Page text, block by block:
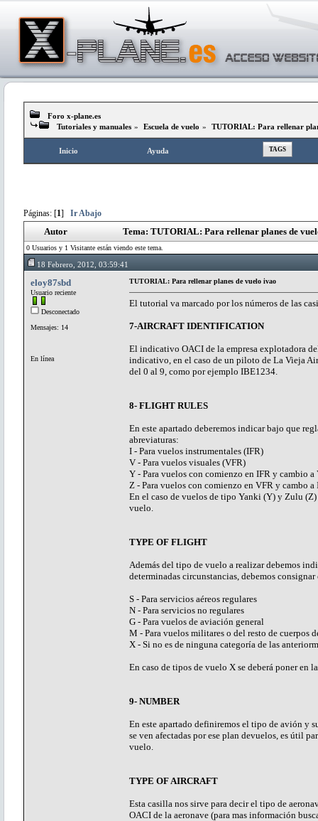
Foro x-plane.es
Tutoriales y manuales » Escuela de vuelo » TUTORIAL: Para rellenar
Inicio Ayuda TAGS
Páginas: [1] Ir Abajo
Autor Tema: TUTORIAL: Para rellenar planes de
0 Usuarios y 1 Visitante están viendo este tema.
18 Febrero, 2012, 03:59:41
eloy87sbd
Usuario reciente
Desconectado
Mensajes: 14
En línea
TUTORIAL: Para rellenar planes de vuelo ivao
El tutorial va marcado por los números de las
7-AIRCRAFT IDENTIFICATION
El indicativo OACI de la empresa explotadora
indicativo, en el caso de un piloto de La Vieja
del 0 al 9, como por ejemplo IBE1234.
8- FLIGHT RULES
En este apartado deberemos indicar bajo que
abreviaturas:
I - Para vuelos instrumentales (IFR)
V - Para vuelos visuales (VFR)
Y - Para vuelos con comienzo en IFR y cambio a
Z - Para vuelos con comienzo en VFR y cambo a
En el caso de vuelos de tipo Yanki (Y) y Zulu
vuelo.
TYPE OF FLIGHT
Además del tipo de vuelo a realizar debemos
determinadas circunstancias, debemos
S - Para servicios aéreos regulares
N - Para servicios no regulares
G - Para vuelos de aviación general
M - Para vuelos militares o del resto de cuerpos
X - Si no es de ninguna categoría de las
En caso de tipos de vuelo X se deberá poner
9- NUMBER
En este apartado definiremos el tipo de avión y
se ven afectadas por ese plan devuelos, es útil
vuelo.
TYPE OF AIRCRAFT
Esta casilla nos sirve para decir el tipo de
OACI de la aeronave (para mas información